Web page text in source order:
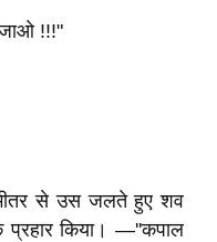
!!!"​
से उस जलते हुए शव
प्रहार किया। —''कपाल